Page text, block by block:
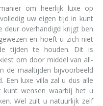
om heerlijk luxe op
uw eigen tijd in kunt
deur overhandigd krijgt ben
en hoeft u zich niet
tijden te houden. Dit is
om door middel van all-
de maaltijden bijvoorbeeld
Een luxe villa zal u dus alle
kunt wensen waarbij het u
Wel zult u natuurlijk zelf